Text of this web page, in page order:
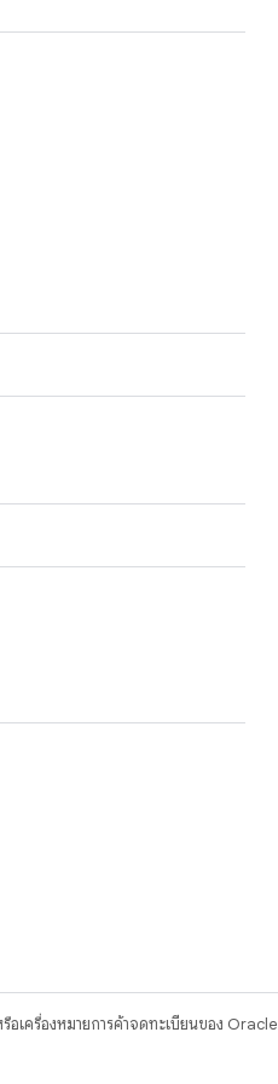
อเครื่องหมายการค้าจดทะเบียนของ Oracle